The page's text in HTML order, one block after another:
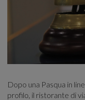
Dopo una Pasqua in
profilo, il ristorante di